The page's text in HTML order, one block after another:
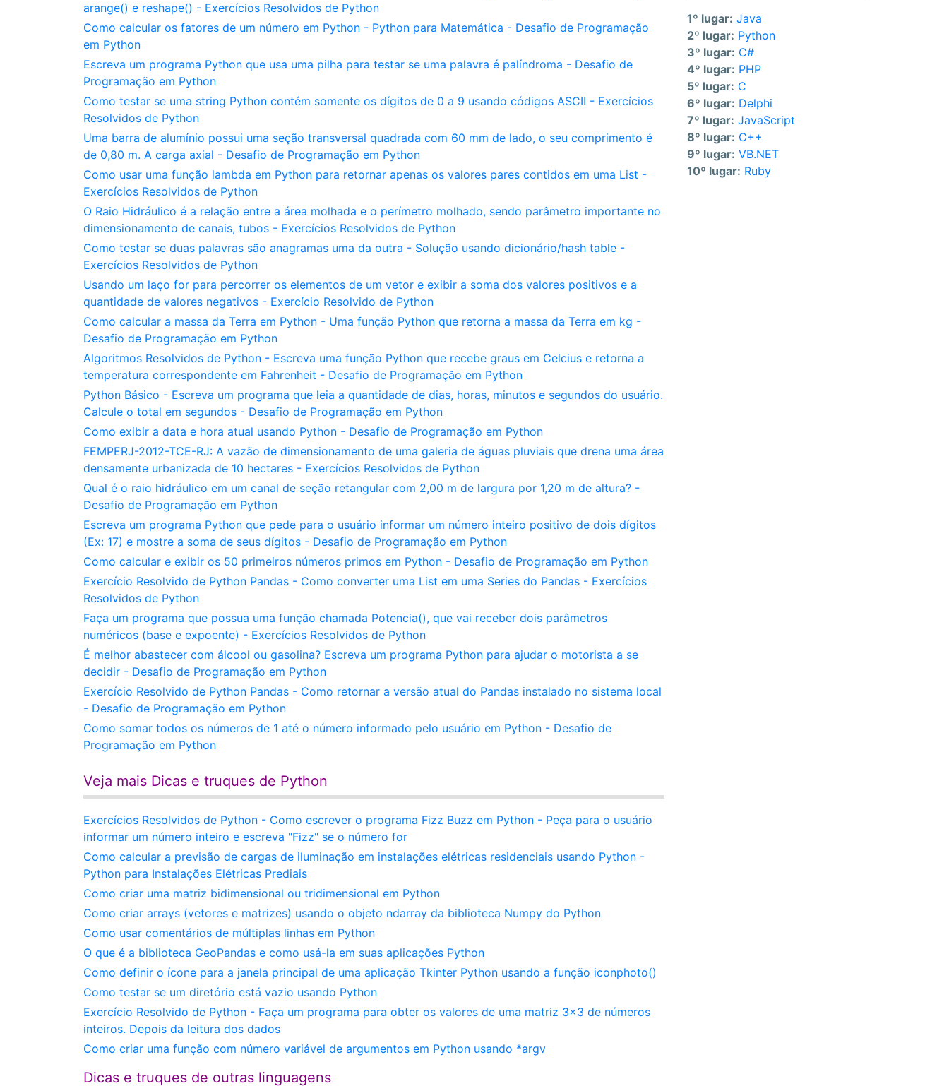
arange() e reshape() - Exercícios Resolvidos de Python
Como calcular os fatores de um número em Python - Python para Matemática - Desafio de Programação
em Python
Escreva um programa Python que usa uma pilha para testar se uma palavra é palíndroma - Desafio de
Programação em Python
Como testar se uma string Python contém somente os dígitos de 0 a 9 usando códigos ASCII - Exercícios
Resolvidos de Python
Uma barra de alumínio possui uma seção transversal quadrada com 60 mm de lado, o seu comprimento é
de 0,80 m. A carga axial - Desafio de Programação em Python
Como usar uma função lambda em Python para retornar apenas os valores pares contidos em uma List -
Exercícios Resolvidos de Python
O Raio Hidráulico é a relação entre a área molhada e o perímetro molhado, sendo parâmetro importante no
dimensionamento de canais, tubos - Exercícios Resolvidos de Python
Como testar se duas palavras são anagramas uma da outra - Solução usando dicionário/hash table -
Exercícios Resolvidos de Python
Usando um laço for para percorrer os elementos de um vetor e exibir a soma dos valores positivos e a
quantidade de valores negativos - Exercício Resolvido de Python
Como calcular a massa da Terra em Python - Uma função Python que retorna a massa da Terra em kg -
Desafio de Programação em Python
Algoritmos Resolvidos de Python - Escreva uma função Python que recebe graus em Celcius e retorna a
temperatura correspondente em Fahrenheit - Desafio de Programação em Python
Python Básico - Escreva um programa que leia a quantidade de dias, horas, minutos e segundos do usuário.
Calcule o total em segundos - Desafio de Programação em Python
Como exibir a data e hora atual usando Python - Desafio de Programação em Python
FEMPERJ-2012-TCE-RJ: A vazão de dimensionamento de uma galeria de águas pluviais que drena uma área
densamente urbanizada de 10 hectares - Exercícios Resolvidos de Python
Qual é o raio hidráulico em um canal de seção retangular com 2,00 m de largura por 1,20 m de altura? -
Desafio de Programação em Python
Escreva um programa Python que pede para o usuário informar um número inteiro positivo de dois dígitos
(Ex: 17) e mostre a soma de seus dígitos - Desafio de Programação em Python
Como calcular e exibir os 50 primeiros números primos em Python - Desafio de Programação em Python
Exercício Resolvido de Python Pandas - Como converter uma List em uma Series do Pandas - Exercícios
Resolvidos de Python
Faça um programa que possua uma função chamada Potencia(), que vai receber dois parâmetros
numéricos (base e expoente) - Exercícios Resolvidos de Python
É melhor abastecer com álcool ou gasolina? Escreva um programa Python para ajudar o motorista a se
decidir - Desafio de Programação em Python
Exercício Resolvido de Python Pandas - Como retornar a versão atual do Pandas instalado no sistema local
- Desafio de Programação em Python
Como somar todos os números de 1 até o número informado pelo usuário em Python - Desafio de
Programação em Python
Veja mais Dicas e truques de Python
Exercícios Resolvidos de Python - Como escrever o programa Fizz Buzz em Python - Peça para o usuário
informar um número inteiro e escreva "Fizz" se o número for
Como calcular a previsão de cargas de iluminação em instalações elétricas residenciais usando Python -
Python para Instalações Elétricas Prediais
Como criar uma matriz bidimensional ou tridimensional em Python
Como criar arrays (vetores e matrizes) usando o objeto ndarray da biblioteca Numpy do Python
Como usar comentários de múltiplas linhas em Python
O que é a biblioteca GeoPandas e como usá-la em suas aplicações Python
Como definir o ícone para a janela principal de uma aplicação Tkinter Python usando a função iconphoto()
Como testar se um diretório está vazio usando Python
Exercício Resolvido de Python - Faça um programa para obter os valores de uma matriz 3x3 de números
inteiros. Depois da leitura dos dados
Como criar uma função com número variável de argumentos em Python usando *argv
Dicas e truques de outras linguagens
1º lugar: Java
2º lugar: Python
3º lugar: C#
4º lugar: PHP
5º lugar: C
6º lugar: Delphi
7º lugar: JavaScript
8º lugar: C++
9º lugar: VB.NET
10º lugar: Ruby